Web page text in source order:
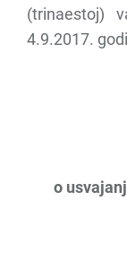
(trinaestoj)
4.9.2017.
o